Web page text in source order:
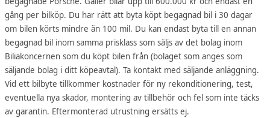
gång per bilköp. Du har rätt att byta köpt begagnad bil i 30 dagar
om bilen körts mindre än 100 mil. Du kan endast byta till en annan
begagnad bil inom samma prisklass som säljs av det bolag inom
Biliakoncernen som du köpt bilen från (bolaget som anges som
säljande bolag i ditt köpeavtal). Ta kontakt med säljande anläggning.
Vid ett bilbyte tillkommer kostnader för ny rekonditionering, test,
eventuella nya skador, montering av tillbehör och fel som inte täcks
av garantin. Eftermonterad utrustning ersätts ej.